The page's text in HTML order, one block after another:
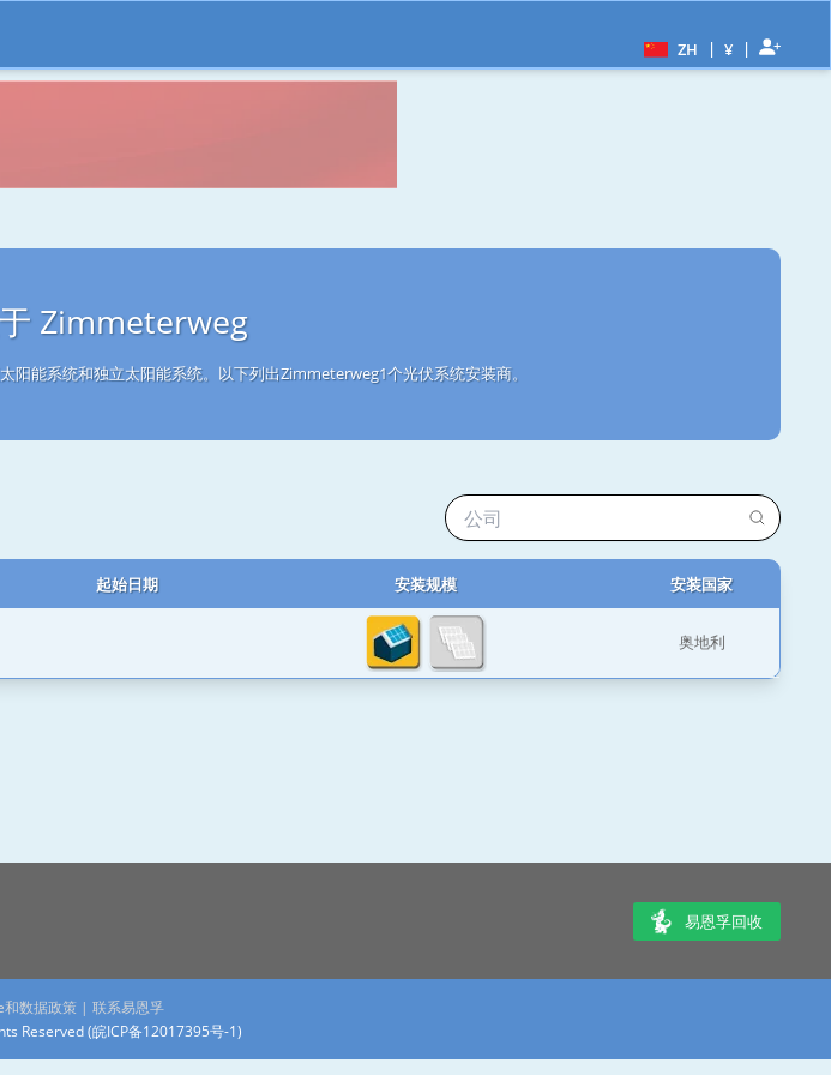
ZH | ¥ |
Zimmeterweg
能系统和独立太阳能系统。以下列出Zimmeterweg1个光伏系统安装商。
起始日期 安装规模 安装国家
奥地利
易恩孚回收
和数据政策 | 联系易恩孚
Reserved (皖ICP备12017395号-1)